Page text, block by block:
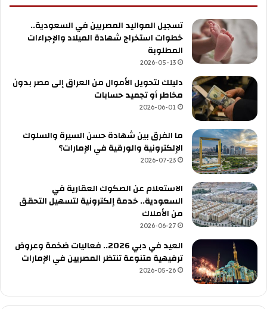
تسجيل المواليد المصريين في السعودية..
خطوات استخراج شهادة الميلاد والإجراءات
المطلوبة
2026-05-13
دليلك لتحويل الأموال من العراق إلى مصر بدون
مخاطر أو تجميد حسابات
2026-06-01
ما الفرق بين شهادة حسن السيرة والسلوك
الإلكترونية والورقية في الإمارات؟
2026-07-23
الاستعلام عن الصكوك العقارية في
السعودية.. خدمة إلكترونية لتسهيل التحقق
من الأملاك
2026-06-27
العيد في دبي 2026.. فعاليات ضخمة وعروض
ترفيهية متنوعة تنتظر المصريين في الإمارات
2026-05-26